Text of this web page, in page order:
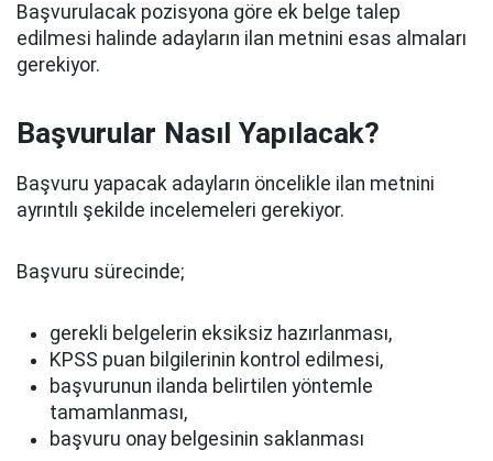
Başvurulacak pozisyona göre ek belge talep
edilmesi halinde adayların ilan metnini esas almaları
gerekiyor.
Başvurular Nasıl Yapılacak?
Başvuru yapacak adayların öncelikle ilan metnini
ayrıntılı şekilde incelemeleri gerekiyor.
Başvuru sürecinde;
gerekli belgelerin eksiksiz hazırlanması,
KPSS puan bilgilerinin kontrol edilmesi,
başvurunun ilanda belirtilen yöntemle
tamamlanması,
başvuru onay belgesinin saklanması